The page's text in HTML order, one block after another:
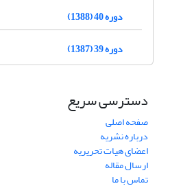
دوره 40 (1388)
دوره 39 (1387)
دسترسی سریع
صفحه اصلی
درباره نشریه
اعضای هیات تحریریه
ارسال مقاله
تماس با ما